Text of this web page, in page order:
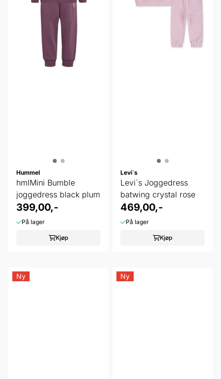
Hummel
hmlMini Bumble
joggedress black plum
399,00,-
På lager
Kjøp
Levi`s
Levi`s Joggedress
batwing crystal rose
469,00,-
På lager
Kjøp
Ny Ny